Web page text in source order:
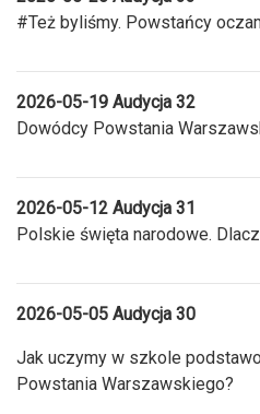
#Też byliśmy. Powstańcy
2026-05-19 Audycja 32
Dowódcy Powstania
2026-05-12 Audycja 31
Polskie święta narodowe.
2026-05-05 Audycja 30
Jak uczymy w szkole
Powstania Warszawskiego?